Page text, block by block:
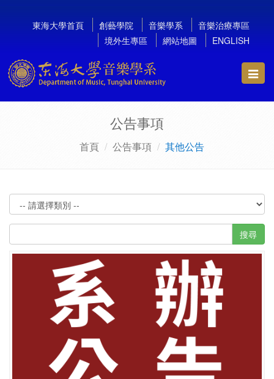
東海大學首頁 創藝學院 音樂學系
音樂治療專區
境外生專區
網站地圖 ENGLISH
公告事項
首頁 公告事項 其他公告
搜尋